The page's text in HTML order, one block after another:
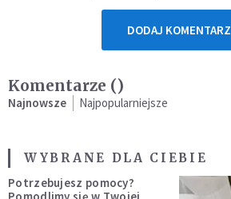
DODAJ KOMENTARZ
Komentarze ()
Najnowsze Najpopularniejsze
WYBRANE DLA CIEBIE
Potrzebujesz pomocy?